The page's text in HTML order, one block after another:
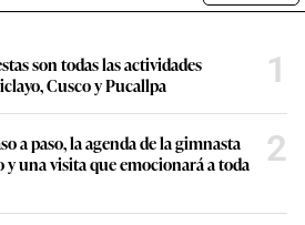
son todas las actividades
Cusco y Pucallpa
1
a paso, la agenda de la gimnasta
una visita que emocionará a toda
2